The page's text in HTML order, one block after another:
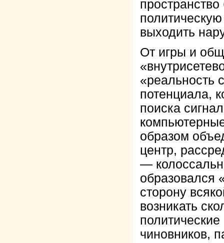
выходить
От игры и
«реальность
потенциала,
поиска
образом
центр,
—
образовался
сторону
возникать
чиновников,